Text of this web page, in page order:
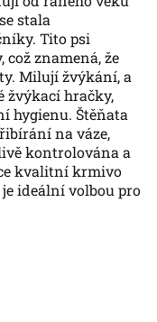
stala
Tito psi
znamená, že
Milují žvýkání, a
žvýkací hračky,
hygienu. Štěňata
na váze,
kontrolována a
kvalitní krmivo
ideální volbou pro